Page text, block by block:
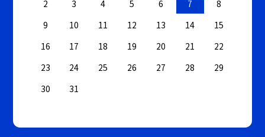
2
3 4 5 6 7
8
9
10 11 12 13 14
15
16
17 18 19 20 21
22
23
24 25 26 27 28
29
30
31